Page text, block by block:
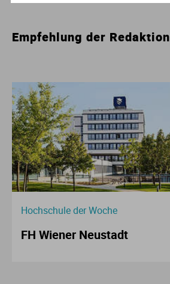
Empfehlung der Redaktion
Hochschule der Woche
FH Wiener Neustadt